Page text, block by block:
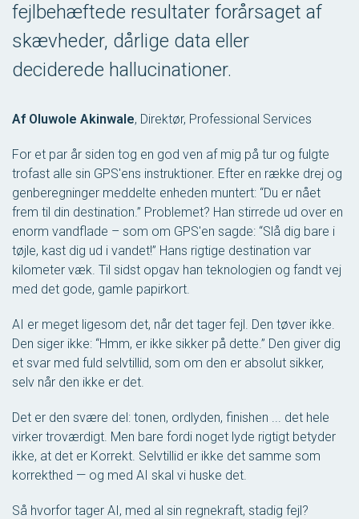
fejlbehæftede resultater forårsaget af
skævheder, dårlige data eller
deciderede hallucinationer.
Af Oluwole Akinwale, Direktør, Professional Services
For et par år siden tog en god ven af mig på tur og fulgte
trofast alle sin GPS'ens instruktioner. Efter en række drej og
genberegninger meddelte enheden muntert: “Du er nået
frem til din destination.” Problemet? Han stirrede ud over en
enorm vandflade – som om GPS'en sagde: “Slå dig bare i
tøjle, kast dig ud i vandet!” Hans rigtige destination var
kilometer væk. Til sidst opgav han teknologien og fandt vej
med det gode, gamle papirkort.
AI er meget ligesom det, når det tager fejl. Den tøver ikke.
Den siger ikke: “Hmm, er ikke sikker på dette.” Den giver dig
et svar med fuld selvtillid, som om den er absolut sikker,
selv når den ikke er det.
Det er den svære del: tonen, ordlyden, finishen ... det hele
virker troværdigt. Men bare fordi noget lyde rigtigt betyder
ikke, at det er Korrekt. Selvtillid er ikke det samme som
korrekthed — og med AI skal vi huske det.
Så hvorfor tager AI, med al sin regnekraft, stadig fejl?